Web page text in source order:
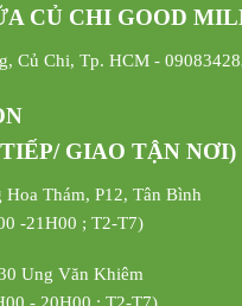
CỦ CHI GOOD
Củ Chi, Tp. HCM -
GIAO TẬN NƠI)
Thám, P12, Tân Bình
-21H00 ; T2-T7)
Ung Văn Khiêm